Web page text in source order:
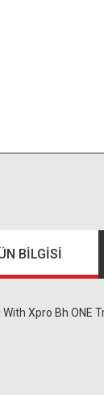
BILGISI
Xpro Bh ONE